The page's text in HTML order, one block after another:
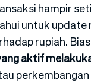
hampir
untuk
rupiah.
aktif